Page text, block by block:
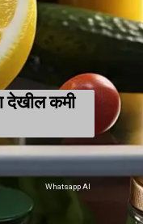
देखील कमी
Whatsapp AI